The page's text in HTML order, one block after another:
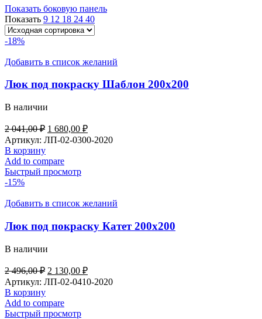
Показать боковую панель
Показать 9 12 18 24 40
-18%
Добавить в список желаний
Люк под покраску Шаблон 200х200
В наличии
2 041,00₽ 1 680,00 ₽
Артикул: ЛП-02-0300-2020
В корзину
Add to compare
Быстрый просмотр
-15%
Добавить в список желаний
Люк под покраску Катет 200х200
В наличии
2 496,00₽ 2 130,00 ₽
Артикул: ЛП-02-0410-2020
В корзину
Add to compare
Быстрый просмотр